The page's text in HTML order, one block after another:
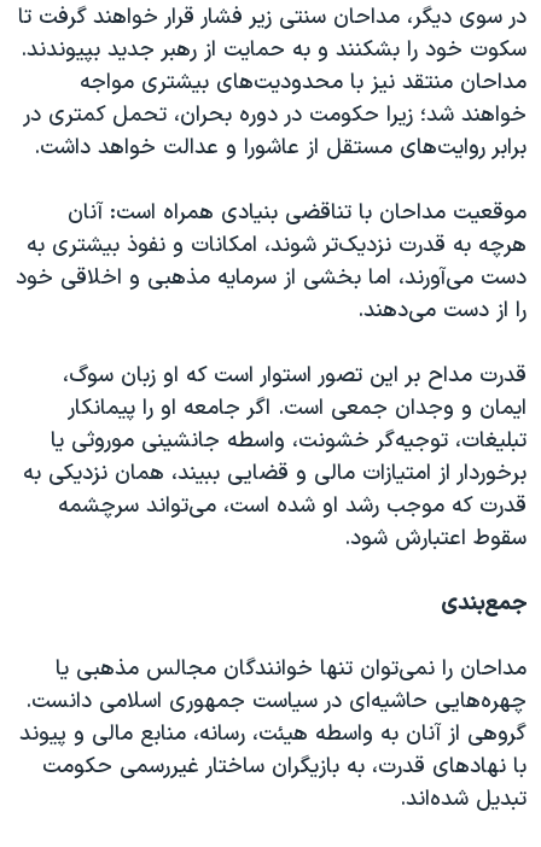
در سوی دیگر، مداحان سنتی زیر فشار قرار خواهند گرفت تا
سکوت خود را بشکنند و به حمایت از رهبر جدید بپیوندند.
مداحان منتقد نیز با محدودیت‌های بیشتری مواجه
خواهند شد؛ زیرا حکومت در دوره بحران، تحمل کمتری در
برابر روایت‌های مستقل از عاشورا و عدالت خواهد داشت.
موقعیت مداحان با تناقضی بنیادی همراه است: آنان
هرچه به قدرت نزدیک‌تر شوند، امکانات و نفوذ بیشتری به
دست می‌آورند، اما بخشی از سرمایه مذهبی و اخلاقی خود
را از دست می‌دهند.
قدرت مداح بر این تصور استوار است که او زبان سوگ،
ایمان و وجدان جمعی است. اگر جامعه او را پیمانکار
تبلیغات، توجیه‌گر خشونت، واسطه جانشینی موروثی یا
برخوردار از امتیازات مالی و قضایی ببیند، همان نزدیکی به
قدرت که موجب رشد او شده است، می‌تواند سرچشمه
سقوط اعتبارش شود.
جمع‌بندی
مداحان را نمی‌توان تنها خوانندگان مجالس مذهبی یا
چهره‌هایی حاشیه‌ای در سیاست جمهوری اسلامی دانست.
گروهی از آنان به واسطه هیئت، رسانه، منابع مالی و پیوند
با نهادهای قدرت، به بازیگران ساختار غیررسمی حکومت
تبدیل شده‌اند.